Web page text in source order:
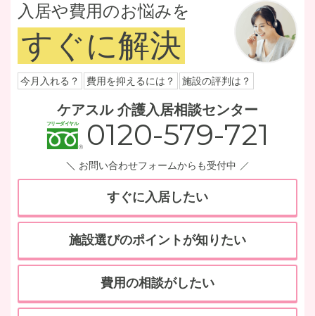
入居や費用のお悩みを
すぐに解決
今月入れる？ 費用を抑えるには？ 施設の評判は？
ケアスル 介護入居相談センター
0120-579-721
お問い合わせフォームからも受付中
すぐに入居したい
施設選びのポイントが知りたい
費用の相談がしたい